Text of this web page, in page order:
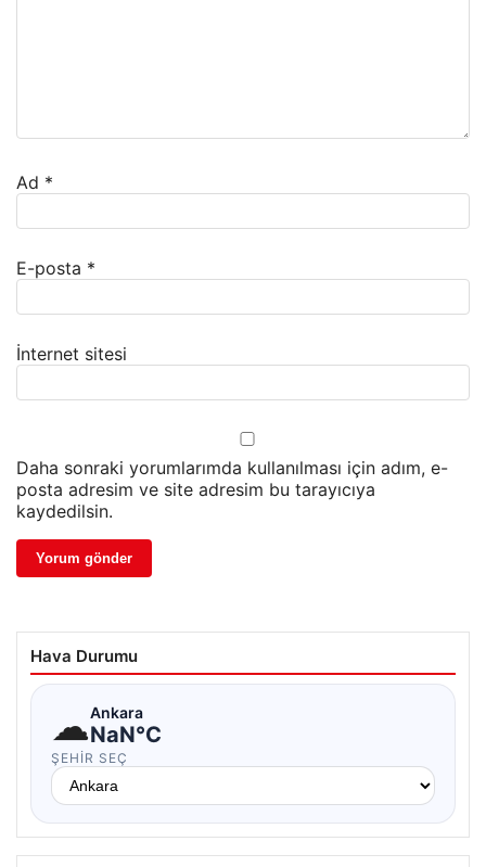
Ad *
E-posta *
İnternet sitesi
Daha sonraki yorumlarımda kullanılması için adım, e-
posta adresim ve site adresim bu tarayıcıya
kaydedilsin.
Hava Durumu
☁Ankara
NaN°C
ŞEHIR SEÇ